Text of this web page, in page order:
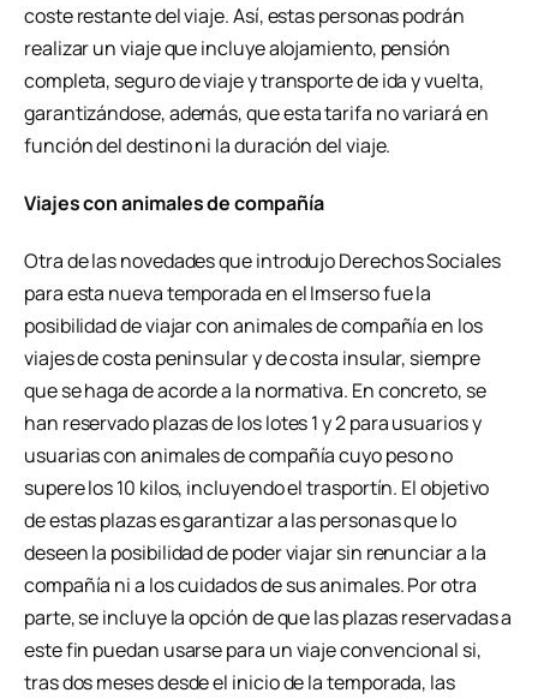
coste restante del viaje. Así, estas personas podrán
realizar un viaje que incluye alojamiento, pensión
completa, seguro de viaje y transporte de ida y vuelta,
garantizándose, además, que esta tarifa no variará en
función del destino ni la duración del viaje.
Viajes con animales de compañía
Otra de las novedades que introdujo Derechos Sociales
para esta nueva temporada en el Imserso fue la
posibilidad de viajar con animales de compañía en los
viajes de costa peninsular y de costa insular, siempre
que se haga de acorde a la normativa. En concreto, se
han reservado plazas de los lotes 1 y 2 para usuarios y
usuarias con animales de compañía cuyo peso no
supere los 10 kilos, incluyendo el trasportín. El objetivo
de estas plazas es garantizar a las personas que lo
deseen la posibilidad de poder viajar sin renunciar a la
compañía ni a los cuidados de sus animales. Por otra
parte, se incluye la opción de que las plazas reservadas a
este fin puedan usarse para un viaje convencional si,
tras dos meses desde el inicio de la temporada, las